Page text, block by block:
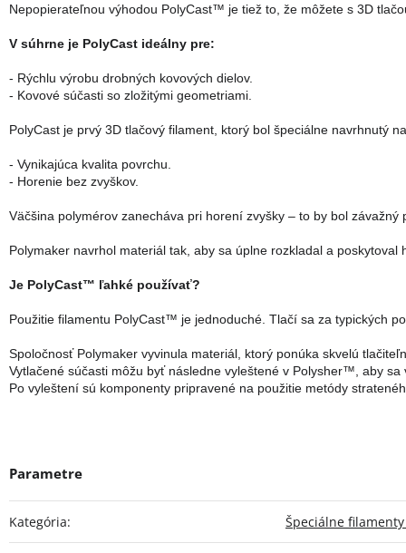
Nepopierateľnou výhodou PolyCast™ je tiež to, že môžete s 3D
V súhrne je PolyCast ideálny pre:
- Rýchlu výrobu drobných kovových dielov.
- Kovové súčasti so zložitými geometriami.
PolyCast je prvý 3D tlačový filament, ktorý bol špeciálne navrhnutý
- Vynikajúca kvalita povrchu.
- Horenie bez zvyškov.
Väčšina polymérov zanecháva pri horení zvyšky – to by bol
Polymaker navrhol materiál tak, aby sa úplne rozkladal a poskytoval
Je PolyCast™ ľahké používať?
Použitie filamentu PolyCast™ je jednoduché. Tlačí sa za typických
Spoločnosť Polymaker vyvinula materiál, ktorý ponúka skvelú
Vytlačené súčasti môžu byť následne vyleštené v Polysher™, aby
Po vyleštení sú komponenty pripravené na použitie metódy
Kategória: Špeciálne